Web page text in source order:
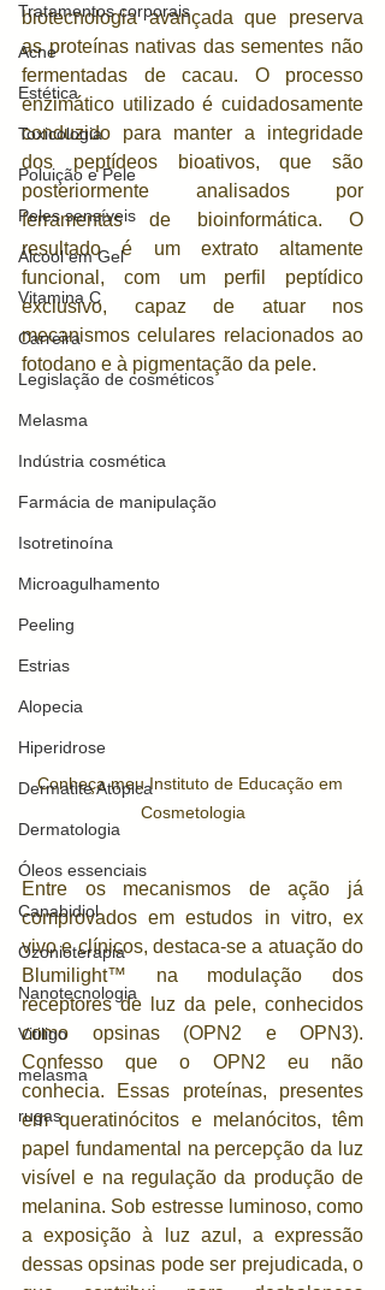
Tratamentos corporais
Acne
Estética
Toxicologia
Poluição e Pele
Peles sensíveis
Álcool em Gel
Vitamina C
Carreira
Legislação de cosméticos
Melasma
Indústria cosmética
Farmácia de manipulação
Isotretinoína
Microagulhamento
Peeling
Estrias
Alopecia
Hiperidrose
Dermatite Atópica
Dermatologia
Óleos essenciais
Canabidiol
Ozonioterapia
Nanotecnologia
Vitiligo
melasma
rugas
biotecnologia avançada que preserva
as proteínas nativas das sementes não
fermentadas de cacau. O processo
enzimático utilizado é cuidadosamente
conduzido para manter a integridade
dos peptídeos bioativos, que são
posteriormente analisados por
ferramentas de bioinformática. O
resultado é um extrato altamente
funcional, com um perfil peptídico
exclusivo, capaz de atuar nos
mecanismos celulares relacionados ao
fotodano e à pigmentação da pele.
Conheça meu Instituto de Educação em
Cosmetologia
Entre os mecanismos de ação já
comprovados em estudos in vitro, ex
vivo e clínicos, destaca-se a atuação do
Blumilight™ na modulação dos
receptores de luz da pele, conhecidos
como opsinas (OPN2 e OPN3).
Confesso que o OPN2 eu não
conhecia. Essas proteínas, presentes
em queratinócitos e melanócitos, têm
papel fundamental na percepção da luz
visível e na regulação da produção de
melanina. Sob estresse luminoso, como
a exposição à luz azul, a expressão
dessas opsinas pode ser prejudicada, o